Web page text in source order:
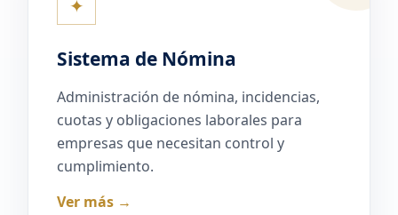
✦
Sistema de Nómina
Administración de nómina, incidencias,
cuotas y obligaciones laborales para
empresas que necesitan control y
cumplimiento.
Ver más →